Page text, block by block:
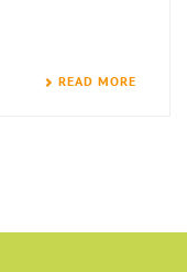
READ MORE